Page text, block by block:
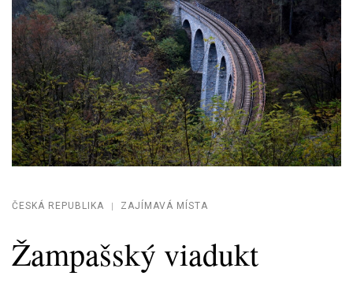
ČESKÁ REPUBLIKA ZAJÍMAVÁ MÍSTA
Žampašský viadukt